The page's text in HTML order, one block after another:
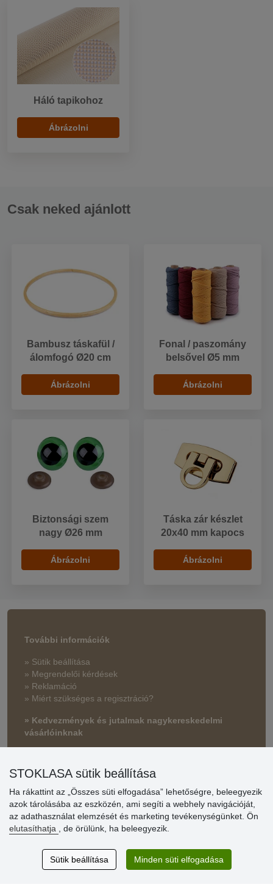
Háló tapikohoz
Ábrázolni
Csak neked ajánlott
Bambusz táskafül /
álomfogó Ø20 cm
Ábrázolni
Fonal / paszomány
belsővel Ø5 mm
Ábrázolni
Biztonsági szem
nagy Ø26 mm
Ábrázolni
Táska zár készlet
20x40 mm kapocs
Ábrázolni
További információk
» Sütik beállítása
» Megrendelői kérdések
» Reklamáció
» Miért szükséges a regisztráció?
» Kedvezmények és jutalmak nagykereskedelmi
vásárlóinknak
Vásárlók
értékelése
Excellent service
Thank you.
STOKLASA sütik beállítása
Ha rákattint az „Összes süti elfogadása” lehetőségre, beleegyezik
azok tárolásába az eszközén, ami segíti a webhely navigációját,
az adathasználat elemzését és marketing tevékenységünket. Ön
elutasíthatja
, de örülünk, ha beleegyezik.
Sütik beállítása Minden süti elfogadása